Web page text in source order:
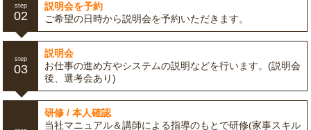
step
02
説明会を予約
ご希望の日時から説明会を予約いただきます。
step
03
説明会
お仕事の進め方やシステムの説明などを行います。(説明会
後、選考会あり)
研修 / 本人確認
当社マニュアル＆講師による指導のもとで研修(家事スキル